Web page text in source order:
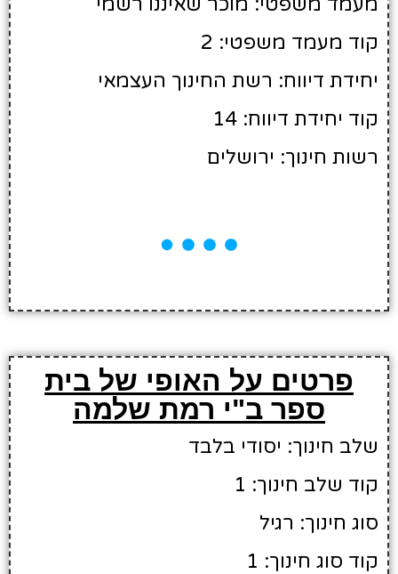
קוד מעמד משפטי: 2
יחידת דיווח: רשת החינוך העצמאי
קוד יחידת דיווח: 14
רשות חינוך: ירושלים
פרטים על האופי של בית
ספר ב"י רמת שלמה
שלב חינוך: יסודי בלבד
קוד שלב חינוך: 1
סוג חינוך: רגיל
קוד סוג חינוך: 1